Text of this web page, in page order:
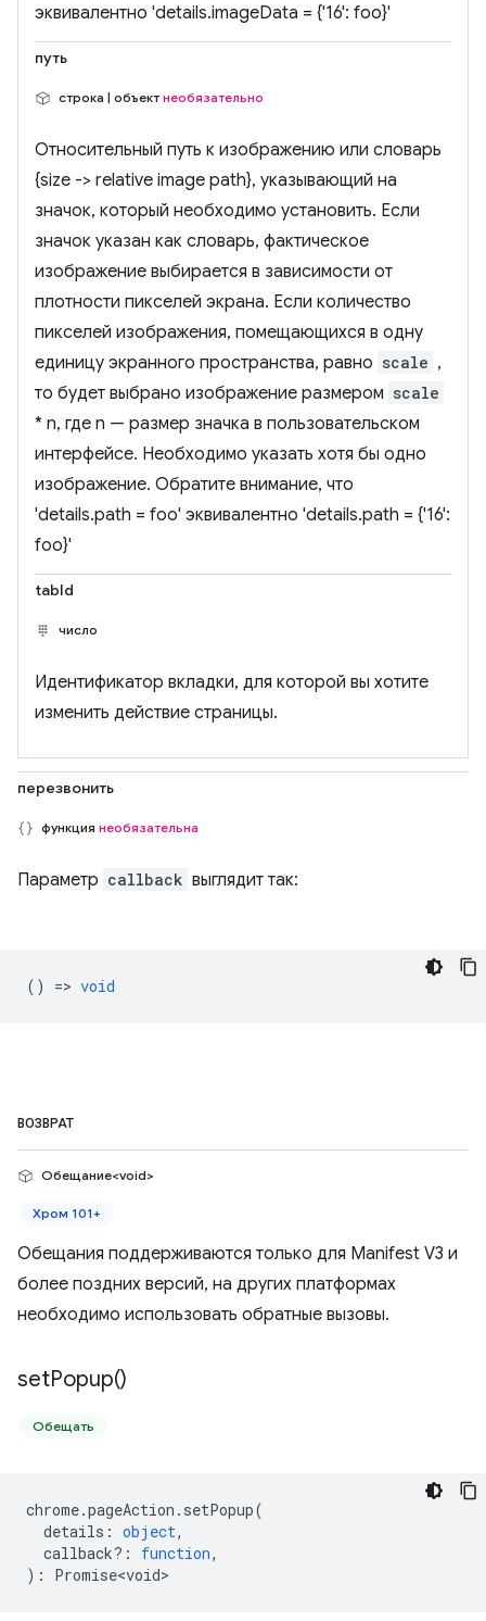
эквивалентно 'details.imageData = {'16': foo}'
путь
строка | объект необязательно
Относительный путь к изображению или словарь
{size -> relative image path}, указывающий на
значок, который необходимо установить. Если
значок указан как словарь, фактическое
изображение выбирается в зависимости от
плотности пикселей экрана. Если количество
пикселей изображения, помещающихся в одну
единицу экранного пространства, равно scale ,
то будет выбрано изображение размером scale
* n, где n — размер значка в пользовательском
интерфейсе. Необходимо указать хотя бы одно
изображение. Обратите внимание, что
'details.path = foo' эквивалентно 'details.path = {'16':
foo}'
tabId
число
Идентификатор вкладки, для которой вы хотите
изменить действие страницы.
перезвонить
функция необязательна
Параметр callback выглядит так:
() => void
ВОЗВРАТ
Обещание<void>
Хром 101+
Обещания поддерживаются только для Manifest V3 и
более поздних версий, на других платформах
необходимо использовать обратные вызовы.
setPopup()
Обещать
chrome.pageAction . setPopup(
details : object,
callback? : function,
) : Promise<void>